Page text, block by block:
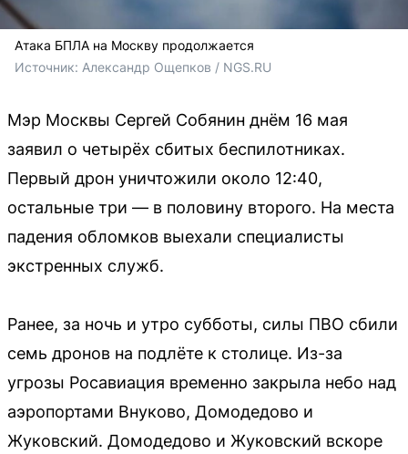
Атака БПЛА на Москву продолжается
Источник: Александр Ощепков / NGS.RU
Мэр Москвы Сергей Собянин днём 16 мая
заявил о четырёх сбитых беспилотниках.
Первый дрон уничтожили около 12:40,
остальные три — в половину второго. На места
падения обломков выехали специалисты
экстренных служб.
Ранее, за ночь и утро субботы, силы ПВО сбили
семь дронов на подлёте к столице. Из-за
угрозы Росавиация временно закрыла небо над
аэропортами Внуково, Домодедово и
Жуковский. Домодедово и Жуковский вскоре